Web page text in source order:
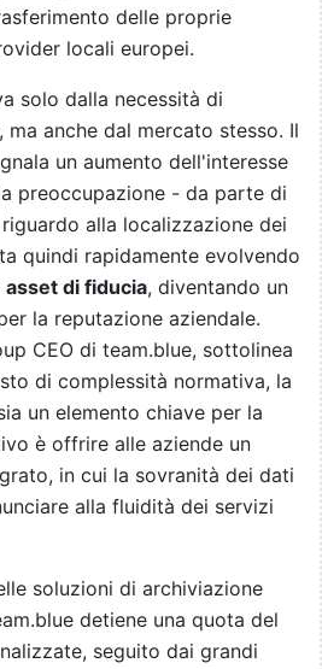
delle proprie
locali europei.
solo dalla necessità di
anche dal mercato stesso. Il
un aumento dell'interesse
preoccupazione - da parte di
alla localizzazione dei
quindi rapidamente evolvendo
asset di fiducia, diventando un
la reputazione aziendale.
CEO di team.blue, sottolinea
di complessità normativa, la
un elemento chiave per la
è offrire alle aziende un
in cui la sovranità dei dati
alla fluidità dei servizi
soluzioni di archiviazione
detiene una quota del
seguito dai grandi